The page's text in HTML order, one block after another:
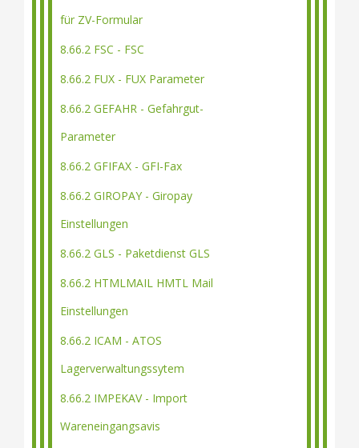
für ZV-Formular
8.66.2 FSC - FSC
8.66.2 FUX - FUX Parameter
8.66.2 GEFAHR - Gefahrgut-
Parameter
8.66.2 GFIFAX - GFI-Fax
8.66.2 GIROPAY - Giropay
Einstellungen
8.66.2 GLS - Paketdienst GLS
8.66.2 HTMLMAIL HMTL Mail
Einstellungen
8.66.2 ICAM - ATOS
Lagerverwaltungssytem
8.66.2 IMPEKAV - Import
Wareneingangsavis